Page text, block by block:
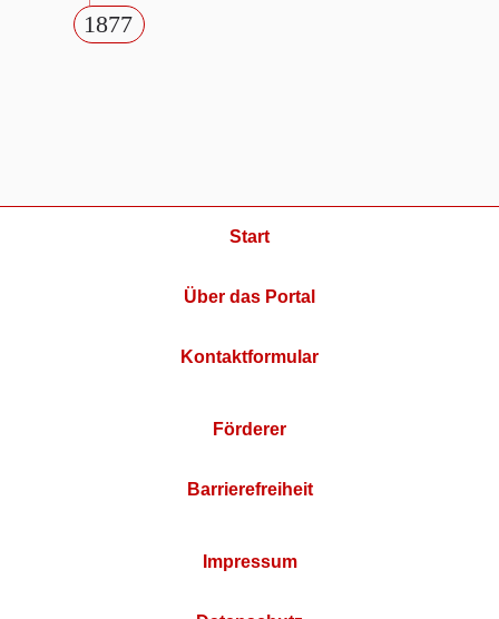
1877
Start
Über das Portal
Kontaktformular
Förderer
Barrierefreiheit
Impressum